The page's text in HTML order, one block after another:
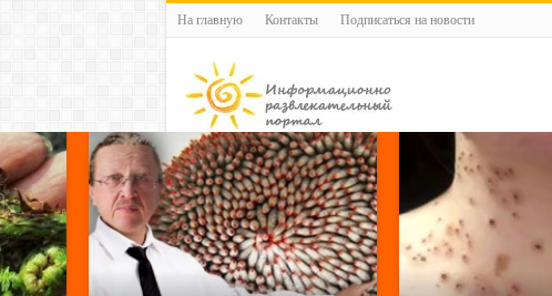
На главную Контакты Подписаться на новости